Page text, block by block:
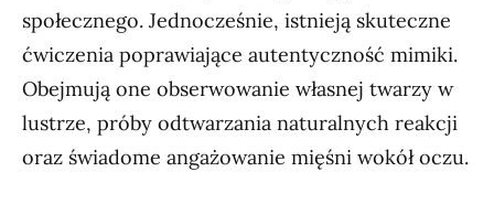
społecznego. Jednocześnie, istnieją skuteczne
ćwiczenia poprawiające autentyczność mimiki.
Obejmują one obserwowanie własnej twarzy w
lustrze, próby odtwarzania naturalnych reakcji
oraz świadome angażowanie mięśni wokół oczu.